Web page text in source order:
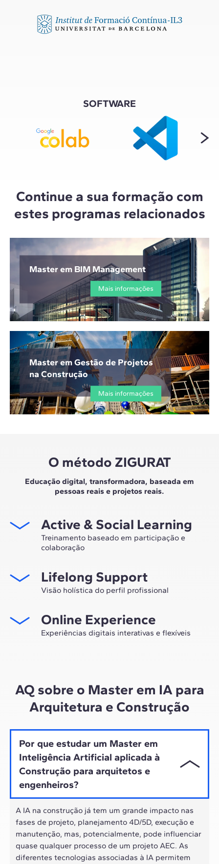
SOFTWARE
Continue a sua formação com
estes programas relacionados
Master em BIM Management
Mais informações
Master em Gestão de Projetos
na Construção
Mais informações
O método ZIGURAT
Educação digital, transformadora, baseada em
pessoas reais e projetos reais.
Active & Social Learning
Treinamento baseado em participação e
colaboração
própria rede profissional, mas também ter a
oportunidade única de participar de grupos de
trabalho selecionados, assessorados pela experiência
e construção.
Lifelong Support
Visão holística do perfil profissional
master, nós lhe acompanhamos para que você tenha
uma visão crítica e 360º do seu futuro como
especialista no setor.
Online Experience
Experiências digitais interativas e flexíveis
híbrido dos profissionais de hoje.
AQ sobre o Master em IA para
Arquitetura e Construção
Por que estudar um Master em
Inteligência Artificial aplicada à
Construção para arquitetos e
engenheiros?
A IA na construção já tem um grande impacto nas
fases de projeto, planejamento 4D/5D, execução e
manutenção, mas, potencialmente, pode influenciar
quase qualquer processo de um projeto AEC. As
diferentes tecnologias associadas à IA permitem